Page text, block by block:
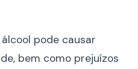
pode causar
bem como prejuízos